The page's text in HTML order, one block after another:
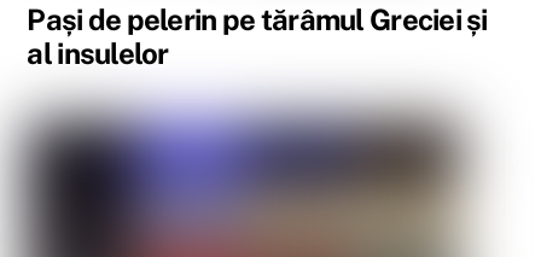
Pași de pelerin pe tărâmul Greciei și
al insulelor